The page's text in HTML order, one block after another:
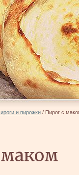
и пирожки / Пирог с